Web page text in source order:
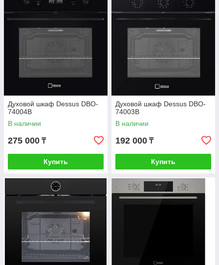
Духовой шкаф Dessus DBO-
74004B
В наличии
275 000 ₸
Купить
Духовой шкаф Dessus DBO-
74003B
В наличии
192 000 ₸
Купить